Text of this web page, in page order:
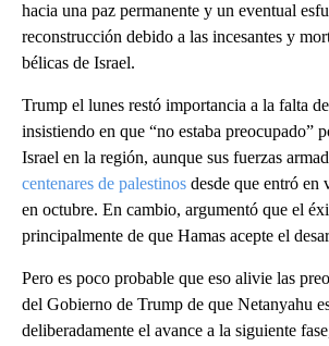
hacia una paz permanente y un eventual
reconstrucción debido a las incesantes y
bélicas de Israel.
Trump el lunes restó importancia a la falta
insistiendo en que “no estaba preocupado”
Israel en la región, aunque sus fuerzas
centenares de palestinos desde que entró
en octubre. En cambio, argumentó que el
principalmente de que Hamas acepte el
Pero es poco probable que eso alivie las
del Gobierno de Trump de que Netanyahu
deliberadamente el avance a la siguiente